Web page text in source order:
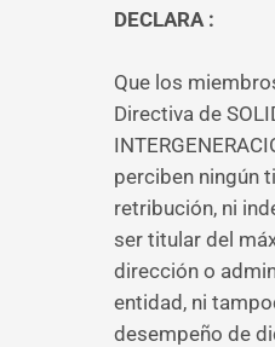
DECLARA :
Que los
Directiva de
perciben ningún
retribución, ni
ser titular del
dirección o
entidad, ni
desempeño de